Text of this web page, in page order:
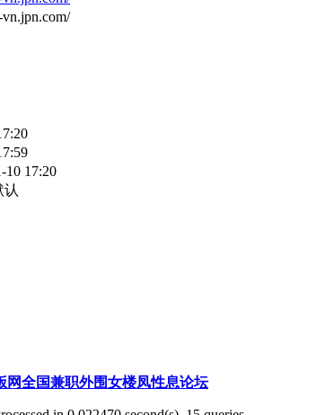
vn.jpn.com/
10 17:20
认
网全国兼职外围女楼凤性息论坛